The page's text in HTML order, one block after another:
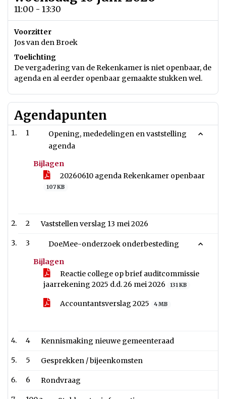
11:00 - 13:30
Voorzitter
Jos van den Broek
Toelichting
De vergadering van de Rekenkamer is niet openbaar, de
agenda en al eerder openbaar gemaakte stukken wel.
Agendapunten
1
Opening, mededelingen en vaststelling
agenda
Bijlagen
20260610 agenda Rekenkamer openbaar
107 KB
2 Vaststellen verslag 13 mei 2026
3
DoeMee-onderzoek onderbesteding
Bijlagen
Reactie college op brief auditcommissie
jaarrekening 2025 d.d. 26 mei 2026
131 KB
Accountantsverslag 2025 4 MB
4 Kennismaking nieuwe gemeenteraad
5 Gesprekken / bijeenkomsten
6 Rondvraag